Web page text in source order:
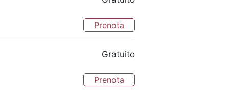
Prenota
Gratuito
Prenota